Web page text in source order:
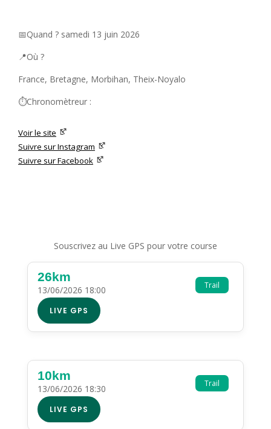
📅Quand ? samedi 13 juin 2026
📍Où ?
France, Bretagne, Morbihan, Theix-Noyalo
⏱️Chronomètreur :
Voir le site
Suivre sur Instagram
Suivre sur Facebook
Souscrivez au Live GPS pour votre course
Trail
26km
13/06/2026 18:00
LIVE GPS
Trail
10km
13/06/2026 18:30
LIVE GPS